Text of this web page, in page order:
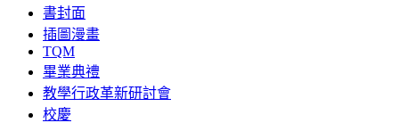
書封面
插圖漫畫
TQM
畢業典禮
教學行政革新研討會
校慶